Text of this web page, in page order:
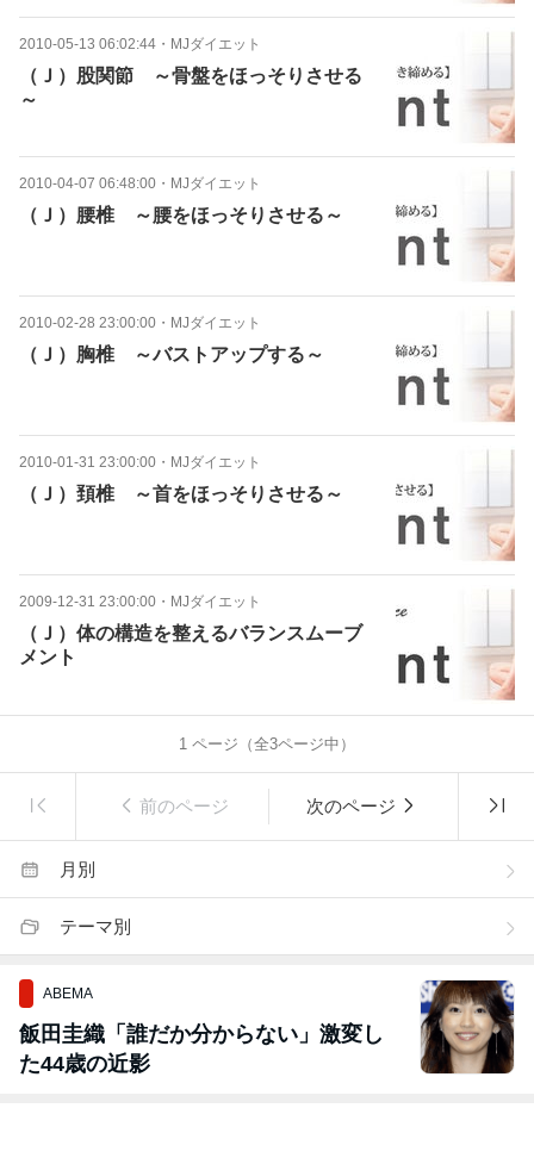
2010-05-13 06:02:44 ・ MJダイエット
（Ｊ）股関節 ～骨盤をほっそりさせる
～
2010-04-07 06:48:00 ・ MJダイエット
（Ｊ）腰椎 ～腰をほっそりさせる～
2010-02-28 23:00:00 ・ MJダイエット
（Ｊ）胸椎 ～バストアップする～
2010-01-31 23:00:00 ・ MJダイエット
（Ｊ）頚椎 ～首をほっそりさせる～
2009-12-31 23:00:00 ・ MJダイエット
（Ｊ）体の構造を整えるバランスムーブ
メント
1 ページ（全3ページ中）
前のページ 次のページ
月別
テーマ別
ABEMA
飯田圭織「誰だか分からない」激変し
た44歳の近影